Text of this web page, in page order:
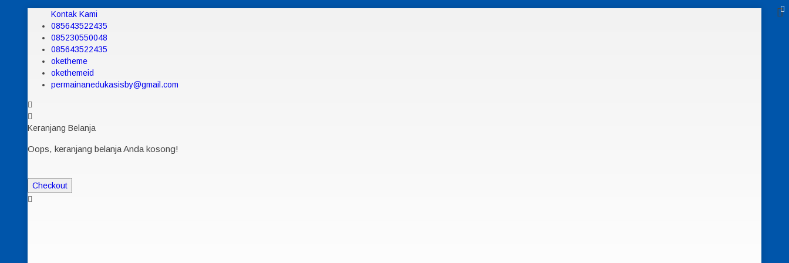
Kontak Kami
085643522435
085230550048
085643522435
oketheme
okethemeid
permainanedukasisby@gmail.com
Keranjang Belanja
Oops, keranjang belanja Anda kosong!
Checkout